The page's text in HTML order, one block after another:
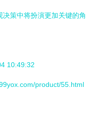
策中将扮演更加关键的角
10:49:32
product/55.html